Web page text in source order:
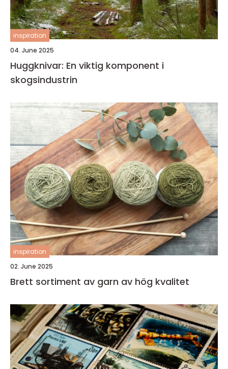
inspiration
04. June 2025
Huggknivar: En viktig komponent i
skogsindustrin
inspiration
02. June 2025
Brett sortiment av garn av hög kvalitet